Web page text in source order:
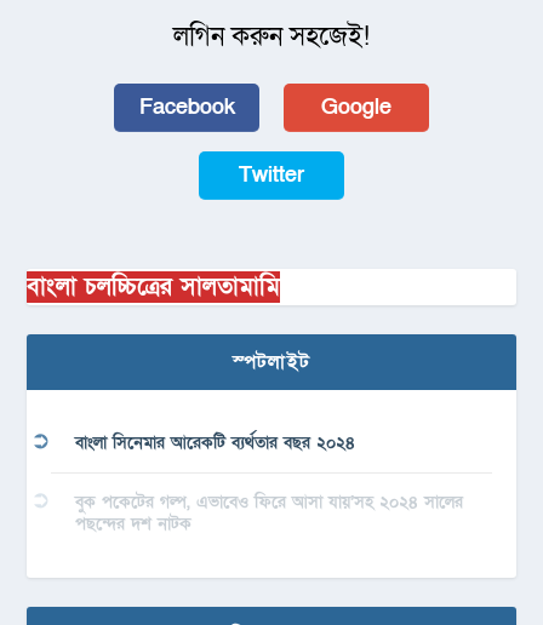
লগিন করুন সহজেই!
Facebook Google
Twitter
বাংলা চলচ্চিত্রের সালতামামি
স্পটলাইট
বাংলা সিনেমার আরেকটি ব্যর্থতার বছর ২০২৪
বুক পকেটের গল্প, এভাবেও ফিরে আসা যায়’সহ ২০২৪ সালের
পছন্দের দশ নাটক